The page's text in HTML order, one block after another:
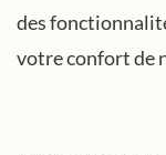
des
votre confort de